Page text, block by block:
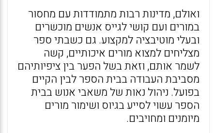
ואולם, מדינות רבות מתמודדות עם מחסור
במורים ועם קושי לגייס אנשים מוכשרים
ובעלי מוטיבציה למקצוע. גם כשבתי ספר
מצליחים למצוא מורים איכותיים, קשה
לשמר אותם, וזאת בשל הפער בין ציפיותיהם
מסביבת העבודה בבית הספר לבין הקיים
בפועל. ניהול נאות של משאבי אנוש בבית
הספר עשוי לסייע בגיוס ושימור מורים
מיומנים ומחויבים.